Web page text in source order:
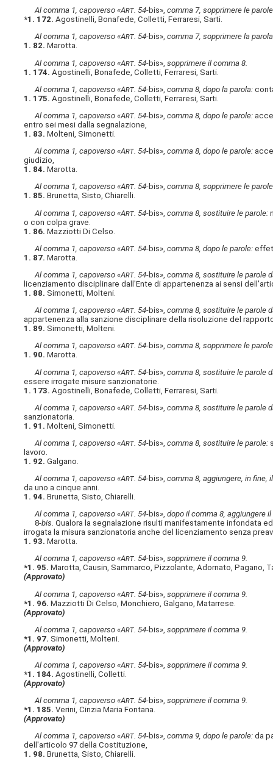
Al comma 1, capoverso «Art. 54-bis»,comma 7, sopprimere le
*1. 172. Agostinelli, Bonafede, Colletti, Ferraresi, Sarti.
Al comma 1, capoverso «Art. 54-bis»,comma 7, sopprimere la
1. 82. Marotta.
Al comma 1, capoverso «Art . 54-bis»,sopprimere il comma 8.
1. 174. Agostinelli, Bonafede, Colletti, Ferraresi, Sarti.
Al comma 1, capoverso «Art . 54-bis»,comma 8, dopo la parola:
1. 175. Agostinelli, Bonafede, Colletti, Ferraresi, Sarti.
Al comma 1, capoverso «Art. 54-bis»,comma 8, dopo le parole:
entro sei mesi dalla segnalazione,
1. 83. Molteni, Simonetti.
Al comma 1, capoverso «Art. 54-bis»,comma 8, dopo le parole:
giudizio,
1. 84. Marotta.
Al comma 1, capoverso «Art. 54-bis»,comma 8, sopprimere le
1. 85. Brunetta, Sisto, Chiarelli.
Al comma 1, capoverso «Art . 54-bis»,comma 8, sostituire le parole:
o con colpa grave.
1. 86. Mazziotti Di Celso.
Al comma 1, capoverso «Art . 54-bis»,comma 8, dopo le parole:
1. 87. Marotta.
Al comma 1, capoverso «Art . 54-bis»,comma 8, sostituire le parole
licenziamento disciplinare dall'Ente di appartenenza ai sensi
1. 88. Simonetti, Molteni.
Al comma 1, capoverso «Art. 54-bis»,comma 8, sostituire le parole
appartenenza alla sanzione disciplinare della risoluzione del
1. 89. Simonetti, Molteni.
Al comma 1, capoverso «Art. 54-bis»,comma 8, sopprimere le
1. 90. Marotta.
Al comma 1, capoverso «Art . 54-bis»,comma 8, sostituire le parole
essere irrogate misure sanzionatorie.
1. 173. Agostinelli, Bonafede, Colletti, Ferraresi, Sarti.
Al comma 1, capoverso «Art . 54-bis»,comma 8, sostituire le parole
sanzionatoria.
1. 91. Molteni, Simonetti.
Al comma 1, capoverso «Art . 54-bis»,comma 8, sostituire le parole:
lavoro.
1. 92. Galgano.
Al comma 1, capoverso «Art. 54-bis»,comma 8, aggiungere, in fine,
da uno a cinque anni.
1. 94. Brunetta, Sisto, Chiarelli.
Al comma 1, capoverso «Art. 54-bis»,dopo il comma 8, aggiungere
8-bis. Qualora la segnalazione risulti manifestamente infondata
irrogata la misura sanzionatoria anche del licenziamento senza
1. 93. Marotta.
Al comma 1, capoverso «Art. 54-bis»,sopprimere il comma 9.
*1. 95. Marotta, Causin, Sammarco, Pizzolante, Adornato, Pagano,
(Approvato)
Al comma 1, capoverso «Art . 54-bis»,sopprimere il comma 9.
*1. 96. Mazziotti Di Celso, Monchiero, Galgano, Matarrese.
(Approvato)
Al comma 1, capoverso «Art . 54-bis»,sopprimere il comma 9.
*1. 97. Simonetti, Molteni.
(Approvato)
Al comma 1, capoverso «Art. 54-bis»,sopprimere il comma 9.
*1. 184. Agostinelli, Colletti.
(Approvato)
Al comma 1, capoverso «Art. 54-bis»,sopprimere il comma 9.
*1. 185. Verini, Cinzia Maria Fontana.
(Approvato)
Al comma 1, capoverso «Art. 54-bis»,comma 9, dopo le parole: da
dell'articolo 97 della Costituzione,
1. 98. Brunetta, Sisto, Chiarelli.